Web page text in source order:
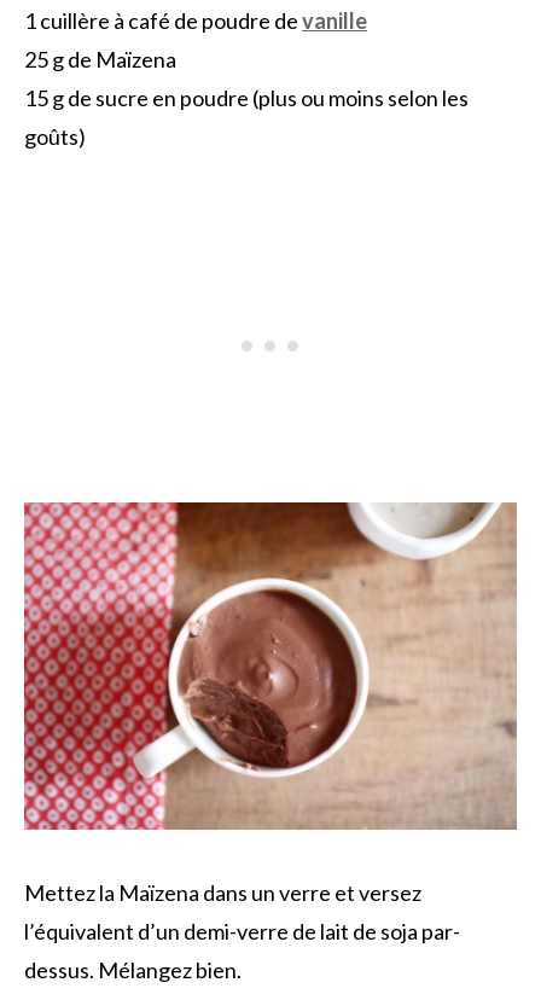
1 cuillère à café de poudre devanille
25 g de Maïzena
15 g de sucre en poudre (plus ou moins selon les
goûts)
Mettez la Maïzena dans un verre et versez
l’équivalent d’un demi-verre de lait de soja par-
dessus. Mélangez bien.